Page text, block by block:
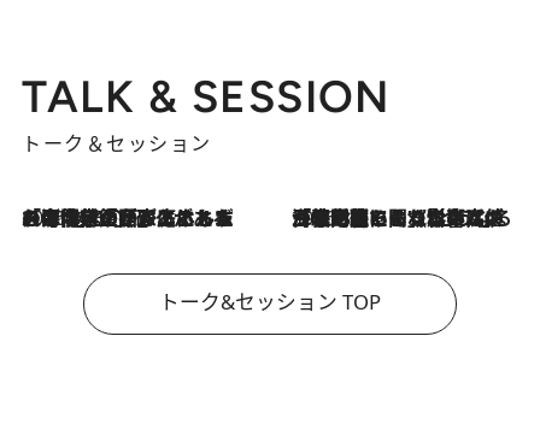
TALK & SESSION
トーク＆セッション
2026.8.3
「今後値上げがあるとすれば…」「リスクがあるのは今年の冬」エネルギー専門家が語る、ホルムズ海峡封鎖が家庭にもたらす“ある心配” 2026.8.3
「住宅建てられない…」「サーチャージ料の高値が続いている」ホルムズ海峡封鎖による影響はいつまで続く？《エネルギー専門家に聞く“どうなる日本の暮らし”》
トーク&セッション TOP